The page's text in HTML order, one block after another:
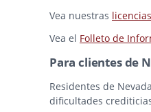
Vea nuestras
Vea el Folleto de
Para clientes de
Residentes de
dificultades